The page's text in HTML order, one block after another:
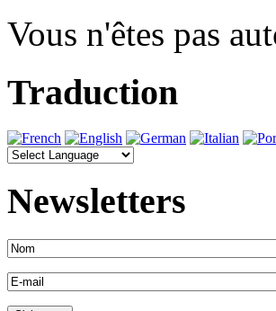
Vous n'êtes pas
Traduction
Newsletters